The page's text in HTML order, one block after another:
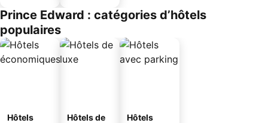
Prince Edward : catégories d’hôtels
populaires
Hôtels
Hôtels de
Hôtels